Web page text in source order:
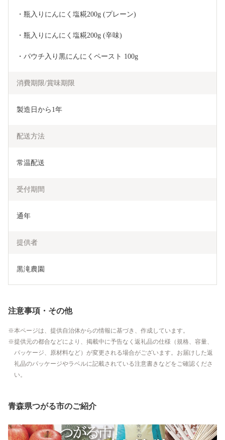
・瓶入りにんにく塩糀200g (プレーン)
・瓶入りにんにく塩糀200g (辛味)
・パウチ入り黒にんにくペースト 100g
消費期限/賞味期限
製造日から1年
配送方法
常温配送
受付期間
通年
提供者
黒滝農園
注意事項・その他
本ページは、提供自治体からの情報に基づき、作成しています。
提供元の都合などにより、掲載中に予告なく返礼品の仕様（規格、容量、
パッケージ、原材料など）が変更される場合がございます。お届けした返
礼品のパッケージやラベルに記載されている注意書きなどをご確認くださ
い。
青森県つがる市のご紹介